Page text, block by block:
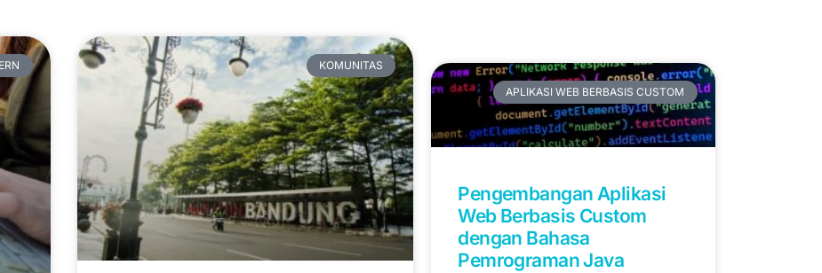
KOMUNITAS
APLIKASI WEB BERBASIS CUSTOM
Pengembangan Aplikasi
Web Berbasis Custom
dengan Bahasa
Pemrograman Java